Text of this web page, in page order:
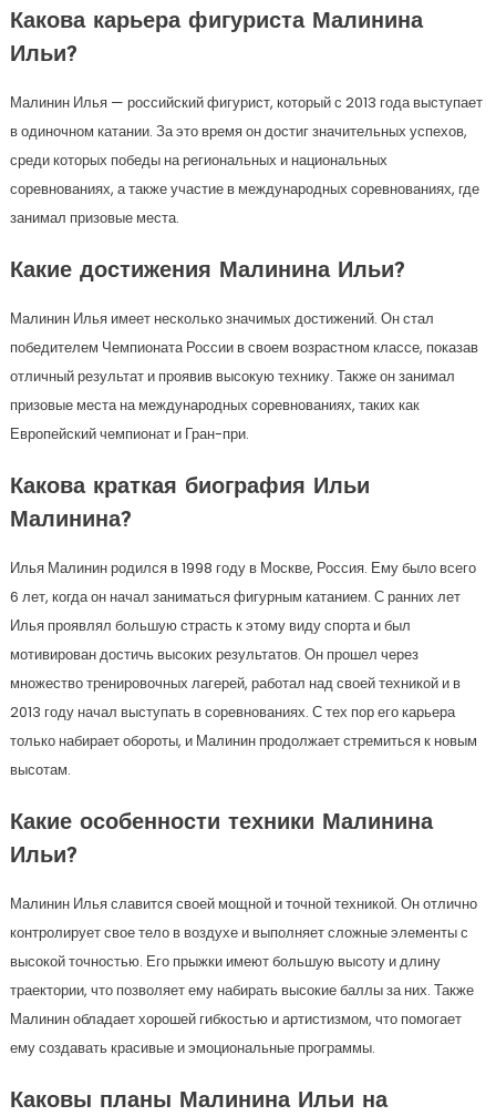
Какова карьера фигуриста Малинина
Ильи?
Малинин Илья — российский фигурист, который с 2013 года выступает
в одиночном катании. За это время он достиг значительных успехов,
среди которых победы на региональных и национальных
соревнованиях, а также участие в международных соревнованиях, где
занимал призовые места.
Какие достижения Малинина Ильи?
Малинин Илья имеет несколько значимых достижений. Он стал
победителем Чемпионата России в своем возрастном классе, показав
отличный результат и проявив высокую технику. Также он занимал
призовые места на международных соревнованиях, таких как
Европейский чемпионат и Гран-при.
Какова краткая биография Ильи
Малинина?
Илья Малинин родился в 1998 году в Москве, Россия. Ему было всего
6 лет, когда он начал заниматься фигурным катанием. С ранних лет
Илья проявлял большую страсть к этому виду спорта и был
мотивирован достичь высоких результатов. Он прошел через
множество тренировочных лагерей, работал над своей техникой и в
2013 году начал выступать в соревнованиях. С тех пор его карьера
только набирает обороты, и Малинин продолжает стремиться к новым
высотам.
Какие особенности техники Малинина
Ильи?
Малинин Илья славится своей мощной и точной техникой. Он отлично
контролирует свое тело в воздухе и выполняет сложные элементы с
высокой точностью. Его прыжки имеют большую высоту и длину
траектории, что позволяет ему набирать высокие баллы за них. Также
Малинин обладает хорошей гибкостью и артистизмом, что помогает
ему создавать красивые и эмоциональные программы.
Каковы планы Малинина Ильи на